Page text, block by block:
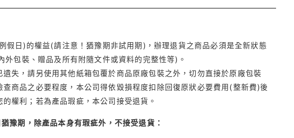
日)的權益(請注意！猶豫期非試用期)，辦理退貨之商品必須是全新狀態
包裝、贈品及所有附隨文件或資料的完整性等)。
失，請另使用其他紙箱包覆於商品原廠包裝之外，切勿直接於原廠包裝
商品之必要程度，本公司得依毀損程度扣除回復原狀必要費用(整新費)後
權利；若為產品瑕疵，本公司接受退貨。
豫期，除產品本身有瑕疵外，不接受退貨：